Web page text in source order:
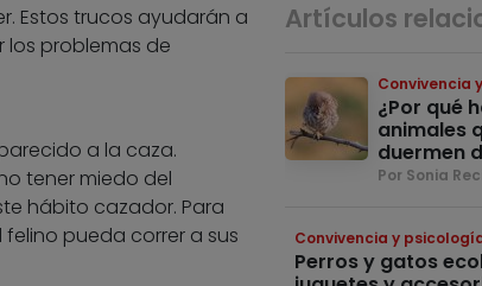
Estos trucos ayudarán a
los problemas de
a la caza.
tener miedo del
hábito cazador. Para
pueda correr a sus
Artículos
Convivencia
¿Por qué
animales
duermen
Por Sonia
Convivencia y
Perros y gatos